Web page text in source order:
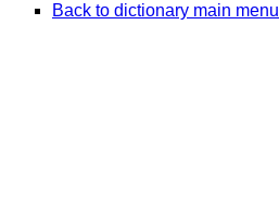
Back to dictionary main menu